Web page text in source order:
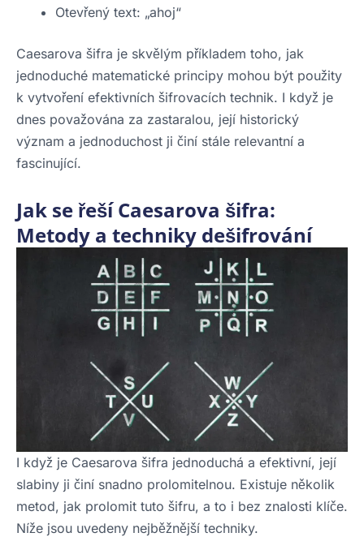
Otevřený text: „ahoj“
Caesarova šifra je skvělým příkladem toho, jak
jednoduché matematické principy mohou být použity
k vytvoření efektivních šifrovacích technik. I když je
dnes považována za zastaralou, její historický
význam a jednoduchost ji činí stále relevantní a
fascinující.
Jak se řeší Caesarova šifra:
Metody a techniky dešifrování
I když je Caesarova šifra jednoduchá a efektivní, její
slabiny ji činí snadno prolomitelnou. Existuje několik
metod, jak prolomit tuto šifru, a to i bez znalosti klíče.
Níže jsou uvedeny nejběžnější techniky.